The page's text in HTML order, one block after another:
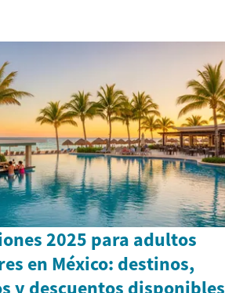
2025 para adultos
en México: destinos,
y descuentos disponibles